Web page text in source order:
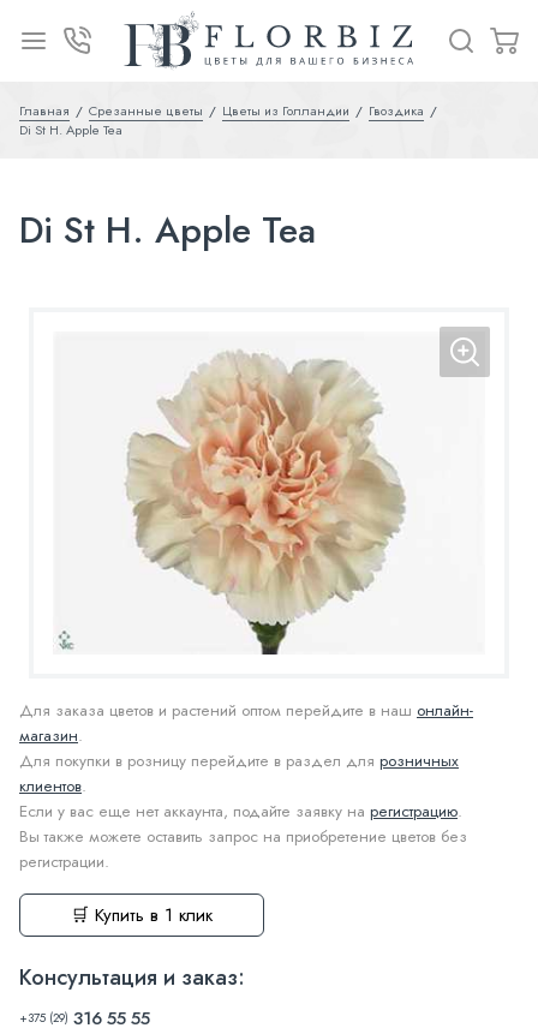
Главная Срезанные цветы Цветы из Голландии
Гвоздика
Di St H. Apple Tea
Di St H. Apple Tea
Для заказа цветов и растений оптом перейдите в наш онлайн-
магазин.
Для покупки в розницу перейдите в раздел для розничных
клиентов.
Если у вас еще нет аккаунта, подайте заявку на регистрацию.
Вы также можете оставить запрос на приобретение цветов без
регистрации.
🛒 Купить в 1 клик
Консультация и заказ:
+375 (29) 316 55 55